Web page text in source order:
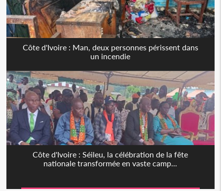
Côte d'Ivoire : Man, deux personnes périssent dans
un incendie
Côte d'Ivoire : Séileu, la célébration de la fête
nationale transformée en vaste camp...